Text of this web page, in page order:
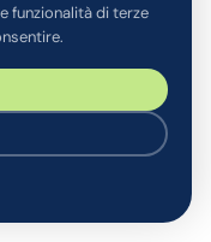
funzionalità di terze